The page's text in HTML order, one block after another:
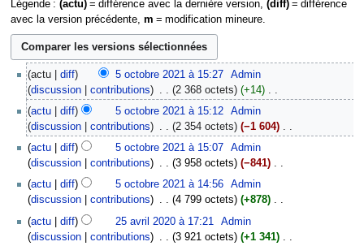
Légende : (actu)= différence avec la dernière version, (diff)= différence
avec la version précédente, m = modification mineure.
octobre
2021
actu diff 5 octobre 2021 à 15:27
Admin
discussion
contributions 2 368 octets +14 ‎
A
u
c
u
n
r
é
u
m
actu diff 5 octobre 2021 à 15:12
Admin
discussion
contributions 2 354 octets −1 604 ‎
A
u
c
u
n
r
é
actu diff 5 octobre 2021 à 15:07
Admin
discussion
contributions 3 958 octets −841 ‎
A
u
c
u
n
actu diff 5 octobre 2021 à 14:56
Admin
discussion
contributions 4 799 octets +878 ‎
A
u
avril
actu diff 25 avril 2020 à 17:21
Admin
discussion
contributions 3 921 octets +1 341 ‎